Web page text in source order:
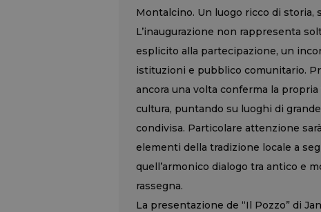
Montalcino. Un luogo ricco di storia,
L’inaugurazione non rappresenta
esplicito alla partecipazione, un
istituzioni e pubblico comunitario.
ancora una volta conferma la
cultura, puntando su luoghi di
condivisa. Particolare attenzione
elementi della tradizione locale a
quell’armonico dialogo tra antico e
rassegna.
La presentazione de “Il Pozzo” di